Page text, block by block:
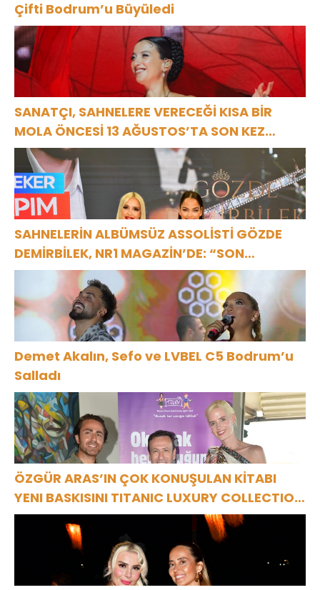
Çifti Bodrum’u Büyüledi
SANATÇI, SAHNELERE VERECEĞİ KISA BİR
MOLA ÖNCESİ 13 AĞUSTOS’TA SON KEZ
HARBİYE’DE OLACAK!
SAHNELERİN ALBÜMSÜZ ASSOLİSTİ GÖZDE
DEMİRBİLEK, NR1 MAGAZİN’DE: “SON
ASSOLİST OLARAK VAR OLACAĞIM!”
Demet Akalın, Sefo ve LVBEL C5 Bodrum’u
Salladı
ÖZGÜR ARAS’IN ÇOK KONUŞULAN KİTABI
YENI BASKISINI TITANIC LUXURY COLLECTION
BODRUM’DA KUTLADI